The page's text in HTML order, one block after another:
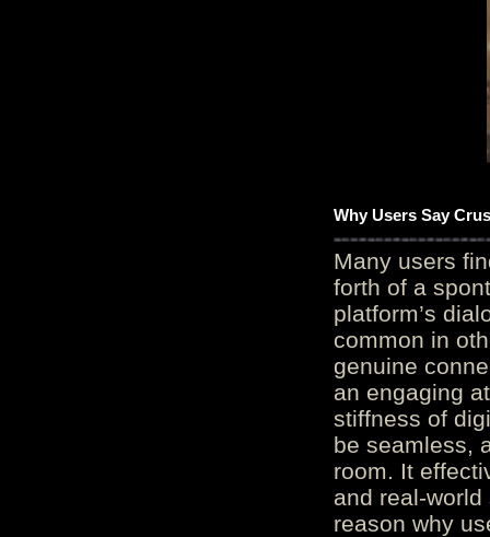
Why Users Say
Many users
forth of a
platform’s
common in
genuine
an engaging
stiffness of
be seamless,
room. It
and real-
reason why